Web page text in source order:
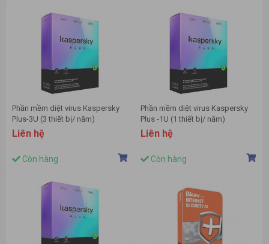
Phần mềm diệt virus Kaspersky
Plus-3U (3 thiết bị/ năm)
Liên hệ
Còn hàng
Phần mềm diệt virus Kaspersky
Plus -1U (1 thiết bị/ năm)
Liên hệ
Còn hàng